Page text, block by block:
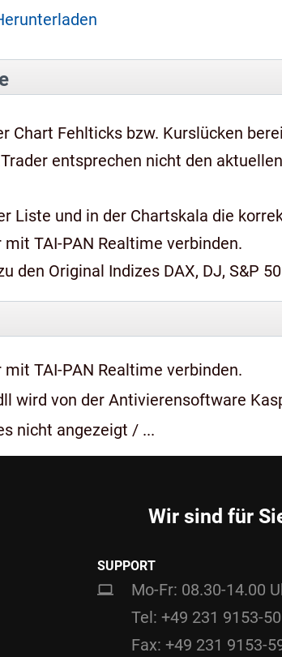
Chart Fehlticks bzw. Kurslücken
entsprechen nicht den
Liste und in der Chartskala die
TAI-PAN Realtime verbinden.
den Original Indizes DAX, DJ, S&P
TAI-PAN Realtime verbinden.
wird von der Antivierensoftware
nicht angezeigt / ...
Wir sind für
SUPPORT
Mo-Fr: 08.30-14.00
Tel: +49 231 9153-
Fax: +49 231 9153-